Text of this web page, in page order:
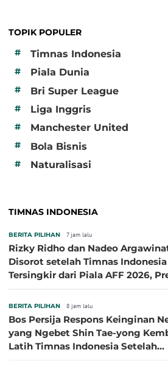
TOPIK POPULER
#
Timnas Indonesia
# Piala Dunia
# Bri Super League
# Liga Inggris
# Manchester United
# Bola Bisnis
# Naturalisasi
TIMNAS INDONESIA
BERITA PILIHAN 7 jam lalu
Rizky Ridho dan Nadeo
Disorot setelah Timnas Indonesia
Tersingkir dari Piala AFF 2026,
BERITA PILIHAN 8 jam lalu
Bos Persija Respons Keinginan
yang Ngebet Shin Tae-yong
Latih Timnas Indonesia Setelah